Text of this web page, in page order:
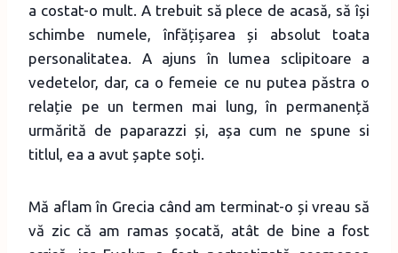
a costat-o mult. A trebuit să plece de acasă, să își
schimbe numele, înfățișarea și absolut toata
personalitatea. A ajuns în lumea sclipitoare a
vedetelor, dar, ca o femeie ce nu putea păstra o
relație pe un termen mai lung, în permanență
urmărită de paparazzi și, așa cum ne spune si
titlul, ea a avut șapte soți.
Mă aflam în Grecia când am terminat-o și vreau să
vă zic că am ramas șocată, atât de bine a fost